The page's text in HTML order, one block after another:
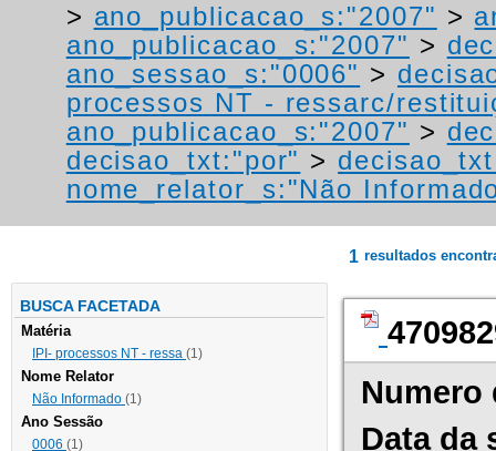
> ano_publicacao_s:"2007" >
ano_publicacao_s:"2007" >
ano_sessao_s:"0006" >
processos NT - ressarc/
ano_publicacao_s:"2007" >
decisao_txt:"por" >
nome_relator_s:"Não
BUSCA FACETADA
Matéria
IPI- processos NT - ressa (1)
Nome Relator
Não Informado (1)
Ano Sessão
0006 (1)
1 resultados
Numero
Data da